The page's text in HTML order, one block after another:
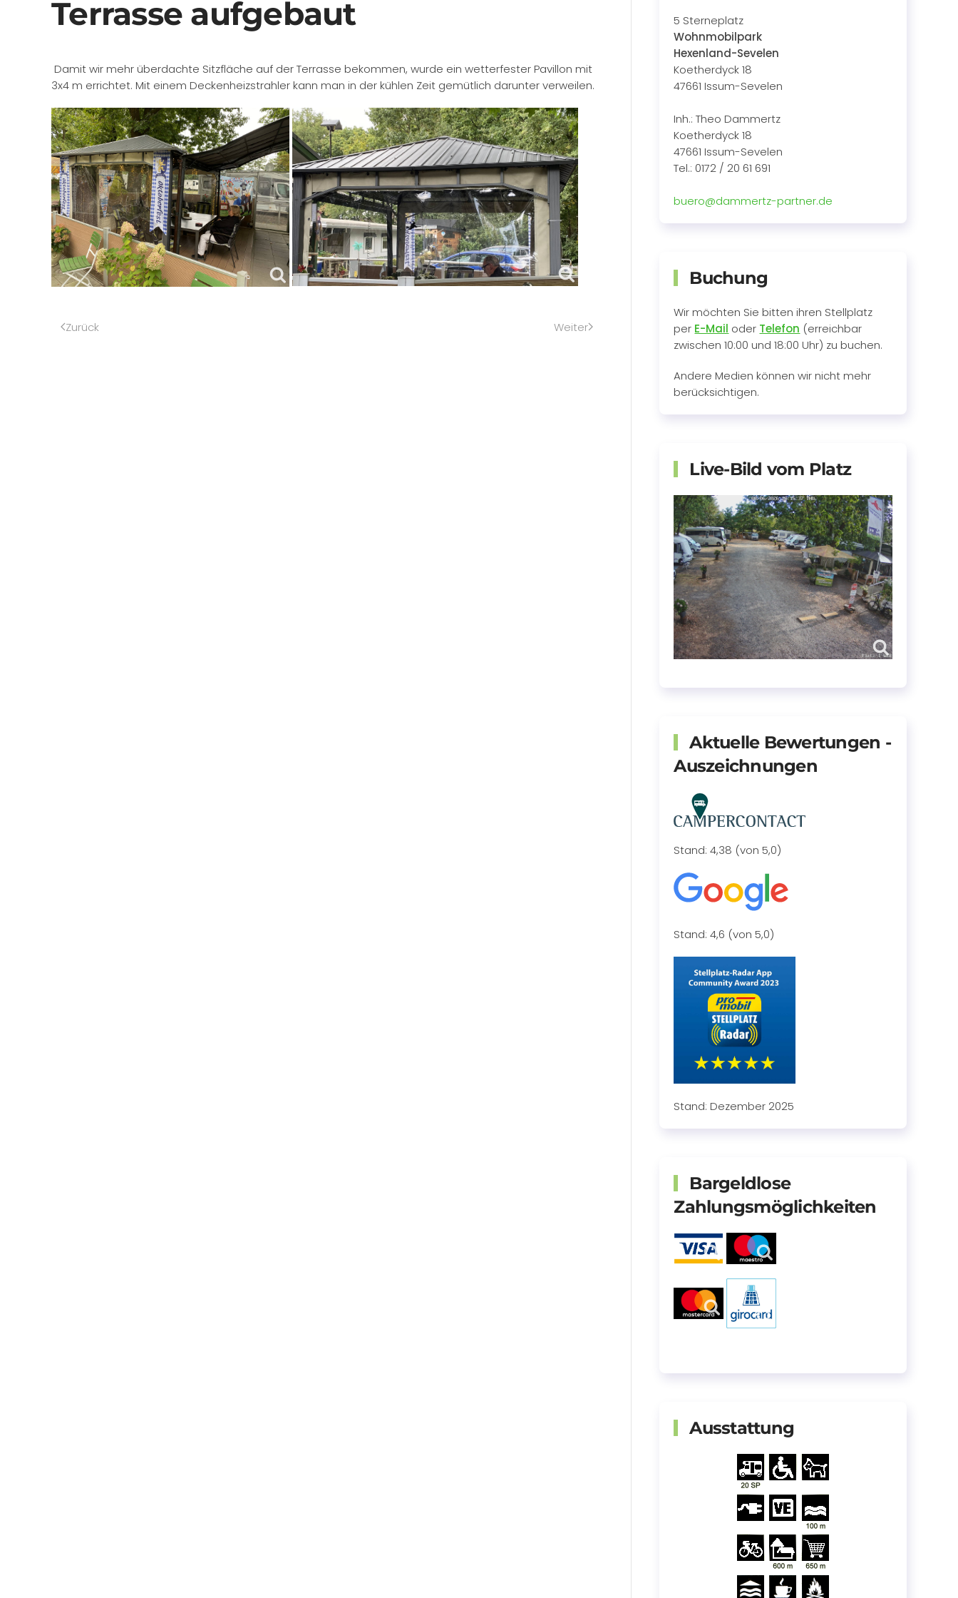
Terrasse aufgebaut
Damit wir mehr überdachte Sitzfläche auf der Terrasse bekommen, wurde ein wetterfester Pavillon mit
3x4 m errichtet. Mit einem Deckenheizstrahler kann man in der kühlen Zeit gemütlich darunter verweilen.
Zurück Weiter
5 Sterneplatz
Wohnmobilpark
Hexenland-Sevelen
Koetherdyck 18
47661 Issum-Sevelen
Inh.: Theo Dammertz
Koetherdyck 18
47661 Issum-Sevelen
Tel.: 0172 / 20 61 691
buero@dammertz-partner.de
Buchung
Wir möchten Sie bitten ihren Stellplatz
per E-Mail oder Telefon (erreichbar
zwischen 10:00 und 18:00 Uhr) zu buchen.
Andere Medien können wir nicht mehr
berücksichtigen.
Live-Bild vom Platz
Aktuelle Bewertungen -
Auszeichnungen
Stand: 4,38 (von 5,0)
Stand: 4,6 (von 5,0)
Stand: Dezember 2025
Bargeldlose
Zahlungsmöglichkeiten
Ausstattung